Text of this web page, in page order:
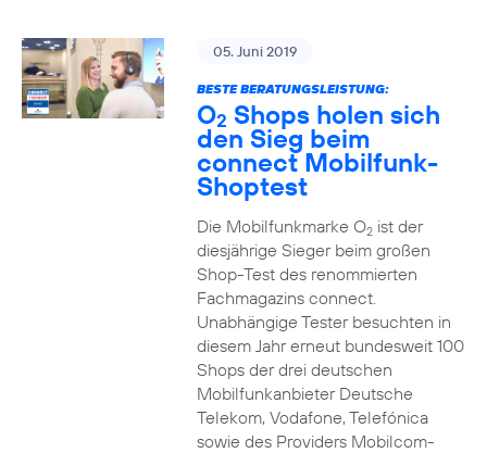
05. Juni 2019
BESTE BERATUNGSLEISTUNG:
O2 Shops holen sich
den Sieg beim
connect Mobilfunk-
Shoptest
Die Mobilfunkmarke O2ist der
diesjährige Sieger beim großen
Shop-Test des renommierten
Fachmagazins connect.
Unabhängige Tester besuchten in
diesem Jahr erneut bundesweit 100
Shops der drei deutschen
Mobilfunkanbieter Deutsche
Telekom, Vodafone, Telefónica
sowie des Providers Mobilcom-